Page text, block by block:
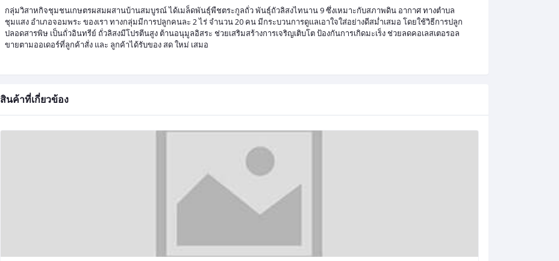
กลุ่มวิสาหกิจชุมชนเกษตรผสมผสานบ้านสมบูรณ์ ได้เมล็ดพันธ์ุพืชตระกูลถั่ว พันธุ์ถัวลิสงไทนาน 9 ซึ่งเหมาะกับสภาพดิน อากาศ ทางตำบล
ชุมแสง อำเภอจอมพระ ของเรา ทางกลุ่มมีการปลูกคนละ 2 ไร่ จำนวน 20 คน มีกระบวนการดูแลเอาใจใส่อย่างดีสม่ำเสมอ โดยใช้วิธีการปลูก
ปลอดสารพิษ เป็นถั่วอินทรีย์ ถั่วลิสงมีโปรตีนสูง ต้านอนุมูลอิสระ ช่วยเสริมสร้างการเจริญเติบโต ป้องกันการเกิดมะเร็ง ช่วยลดคอเลสเตอรอล
ขายตามออเดอร์ที่ลูกค้าสั่ง และ ลูกค้าได้รับของ สด ใหม่ เสมอ
สินค้าที่เกี่ยวข้อง